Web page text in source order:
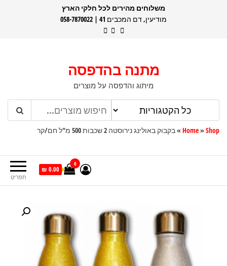
משלוחים מהירים לכל חלקי הארץ
מודיעין, דם המכבים 41 | 058-7870022
מתנה בהדפסה
מיתוג והדפסה על מוצרים
Home» Shop
»בקבוק באולינג נירוסטה 2 שכבות 500 מ"ל חם/קר
תפריט
0
0.00 ₪